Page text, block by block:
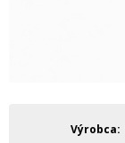
Výrobca